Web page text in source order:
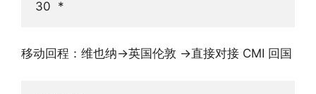
移动回程：维也纳→英国伦敦 →直接对接 CMI 回国